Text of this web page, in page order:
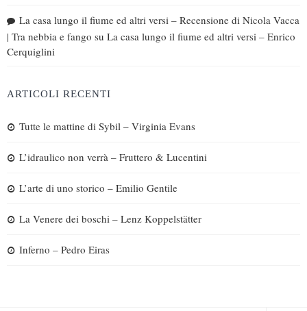
La casa lungo il fiume ed altri versi – Recensione di Nicola Vacca
| Tra nebbia e fango su La casa lungo il fiume ed altri versi – Enrico
Cerquiglini
ARTICOLI RECENTI
Tutte le mattine di Sybil – Virginia Evans
L’idraulico non verrà – Fruttero & Lucentini
L’arte di uno storico – Emilio Gentile
La Venere dei boschi – Lenz Koppelstätter
Inferno – Pedro Eiras